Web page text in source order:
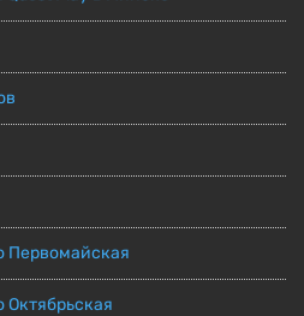
Первомайская
Октябрьская